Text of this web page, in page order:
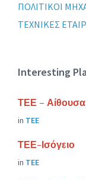
ΠΟΛΙΤΙΚΟΙ
ΤΕΧΝΙΚΕΣ
Interesting
ΤΕΕ –
in ΤΕΕ
ΤΕΕ-Ισόγειο
in ΤΕΕ